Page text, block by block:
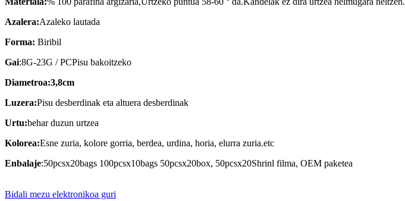
Azalera:Azaleko lautada
Forma: Biribil
Gai:8G-23G / PCPisu bakoitzeko
Diametroa:3,8cm
Luzera:Pisu desberdinak eta altuera desberdinak
Urtu:behar duzun urtzea
Kolorea:Esne zuria, kolore gorria, berdea, urdina, horia, elurra zuria.etc
Enbalaje:50pcsx20bags 100pcsx10bags 50pcsx20box, 50pcsx20Shrinl filma, OEM paketea
Bidali mezu elektronikoa guri